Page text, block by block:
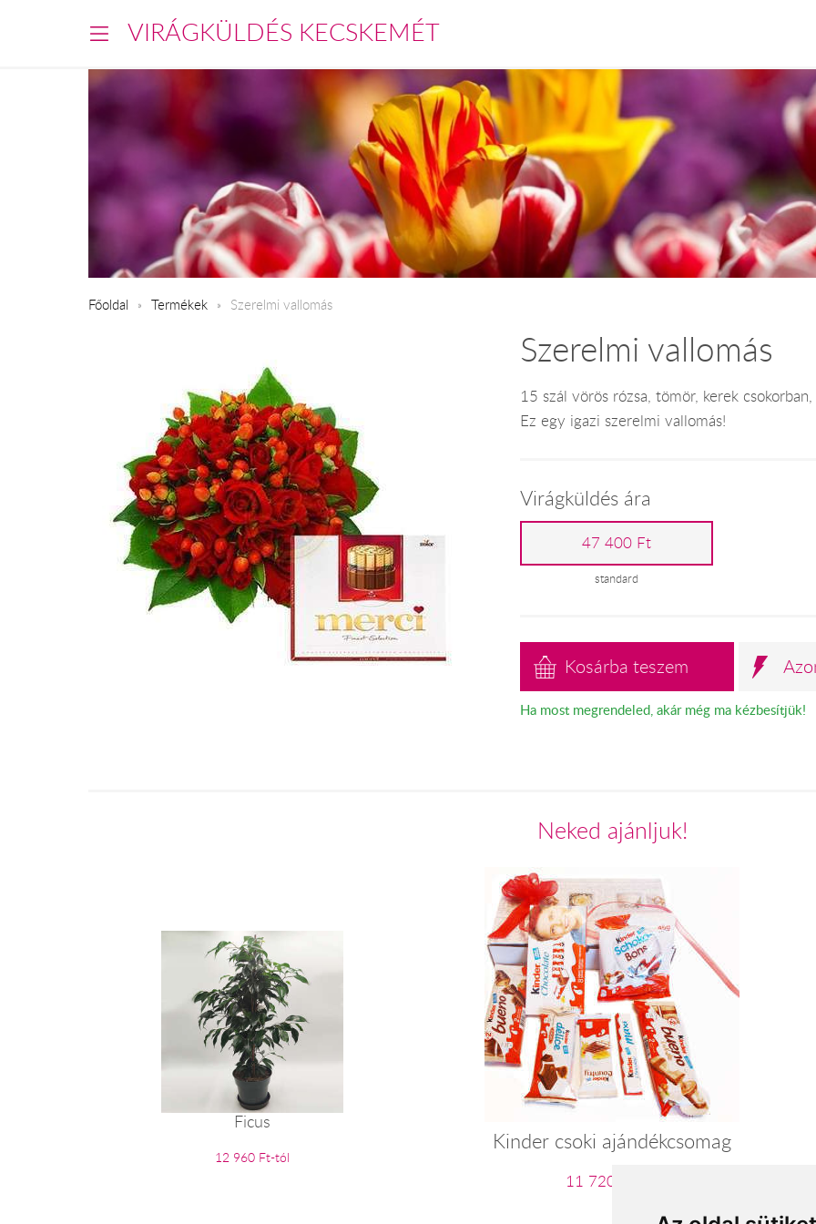
VIRÁGKÜLDÉS KECSKEMÉT
Főoldal Termékek Szerelmi vallomás
Szerelmi vallomás
15 szál vörös rózsa, tömör, kerek
Ez egy igazi szerelmi vallomás!
Virágküldés ára
47 400 Ft
standard
Kosárba teszem
Ha most megrendeled, akár még ma kézbesítjük!
Neked ajánljuk!
Ficus
12 960 Ft-tól
Kinder csoki ajándékcsomag
11 720 Ft-tól